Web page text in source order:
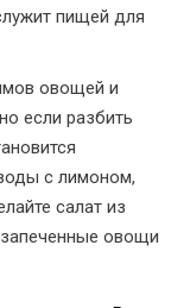
пищей для
овощей и
если разбить
с лимоном,
салат из
овощи